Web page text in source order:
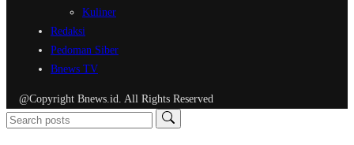
Kuliner
Redaksi
Pedoman Siber
Bnews TV
@Copyright Bnews.id. All Rights Reserved